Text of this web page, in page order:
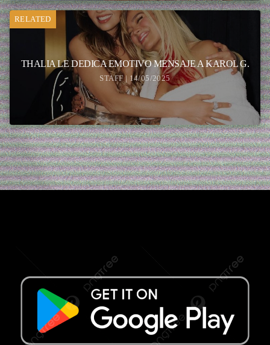
RELATED
THALIA LE DEDICA EMOTIVO MENSAJE A KAROL G.
STAFF | 14/05/2025